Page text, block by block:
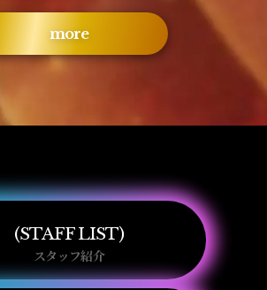
more
STAFF LIST
スタッフ紹介